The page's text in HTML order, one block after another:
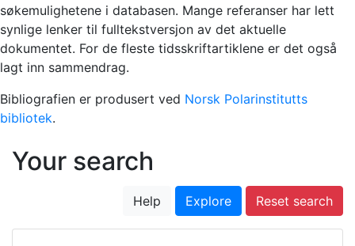
søkemulighetene i databasen. Mange referanser har lett
synlige lenker til fulltekstversjon av det aktuelle
dokumentet. For de fleste tidsskriftartiklene er det også
lagt inn sammendrag.
Bibliografien er produsert ved Norsk Polarinstitutts
bibliotek.
Your search
Help Explore Reset search